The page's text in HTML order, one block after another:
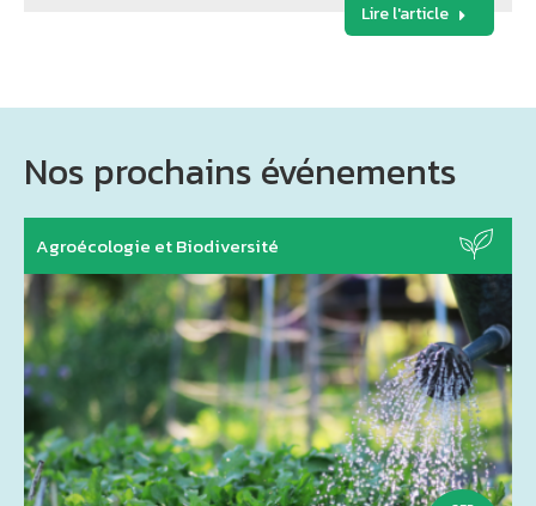
Lire l'article
Nos prochains événements
Agroécologie et Biodiversité